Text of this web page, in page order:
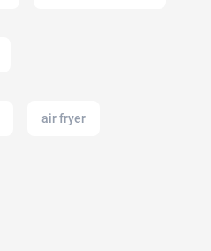
air fryer